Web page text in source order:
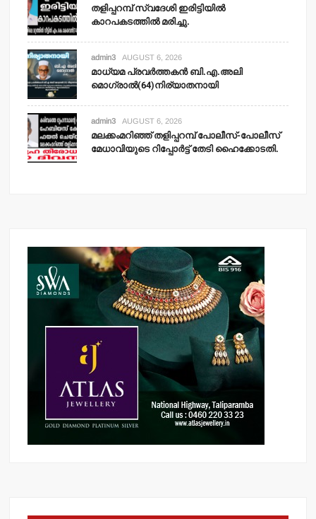
തളിപ്പറമ്പ് സ്വദേശി ഇരിട്ടിയില്‍
കാറപകടത്തില്‍ മരിച്ചു.
admin3 AUGUST 6, 2026
മാധ്യമ പ്രവര്‍ത്തകന്‍ ബി.എ.അലി
മൊഗ്രാല്‍(64)നിര്യാതനായി
admin3 AUGUST 6, 2026
മലക്കംമറിഞ്ഞ് തളിപ്പറമ്പ് പോലീസ്-പോലീസ്
മേധാവിയുടെ റിപ്പോര്‍ട്ട് തേടി ഹൈക്കോടതി.